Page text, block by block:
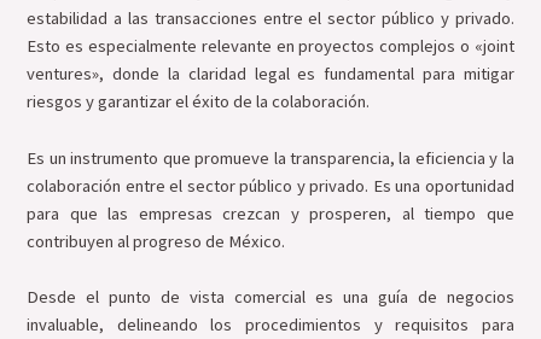
estabilidad a las transacciones entre el sector público y privado.
Esto es especialmente relevante en proyectos complejos o «joint
ventures», donde la claridad legal es fundamental para mitigar
riesgos y garantizar el éxito de la colaboración.
Es un instrumento que promueve la transparencia, la eficiencia y la
colaboración entre el sector público y privado. Es una oportunidad
para que las empresas crezcan y prosperen, al tiempo que
contribuyen al progreso de México.
Desde el punto de vista comercial es una guía de negocios
invaluable, delineando los procedimientos y requisitos para